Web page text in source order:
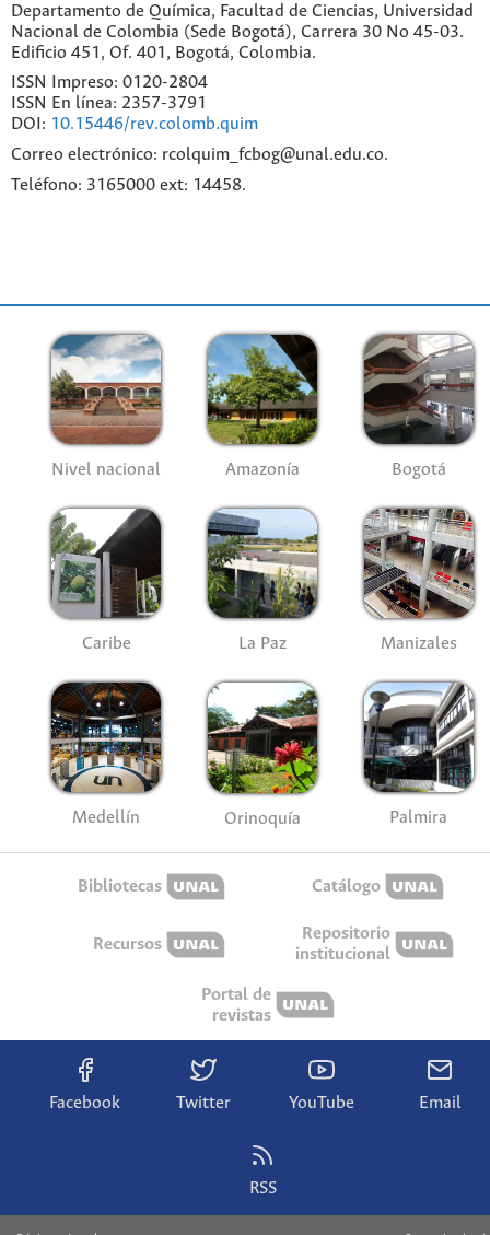
Departamento de Química, Facultad de Ciencias, Universidad
Nacional de Colombia (Sede Bogotá), Carrera 30 No 45-03.
Edificio 451, Of. 401, Bogotá, Colombia.
ISSN Impreso: 0120-2804
ISSN En línea: 2357-3791
DOI: 10.15446/rev.colomb.quim
Correo electrónico: rcolquim_fcbog@unal.edu.co.
Teléfono: 3165000 ext: 14458.
Nivel nacional Amazonía Bogotá
Caribe La Paz Manizales
Medellín Orinoquía Palmira
Bibliotecas Catálogo
Recursos
Repositorio
institucional
Portal de
revistas
Facebook Twitter YouTube Email
RSS